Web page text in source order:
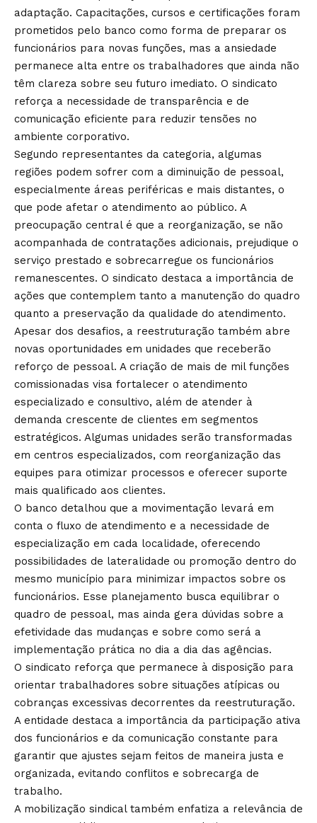
adaptação. Capacitações, cursos e certificações foram
prometidos pelo banco como forma de preparar os
funcionários para novas funções, mas a ansiedade
permanece alta entre os trabalhadores que ainda não
têm clareza sobre seu futuro imediato. O sindicato
reforça a necessidade de transparência e de
comunicação eficiente para reduzir tensões no
ambiente corporativo.
Segundo representantes da categoria, algumas
regiões podem sofrer com a diminuição de pessoal,
especialmente áreas periféricas e mais distantes, o
que pode afetar o atendimento ao público. A
preocupação central é que a reorganização, se não
acompanhada de contratações adicionais, prejudique o
serviço prestado e sobrecarregue os funcionários
remanescentes. O sindicato destaca a importância de
ações que contemplem tanto a manutenção do quadro
quanto a preservação da qualidade do atendimento.
Apesar dos desafios, a reestruturação também abre
novas oportunidades em unidades que receberão
reforço de pessoal. A criação de mais de mil funções
comissionadas visa fortalecer o atendimento
especializado e consultivo, além de atender à
demanda crescente de clientes em segmentos
estratégicos. Algumas unidades serão transformadas
em centros especializados, com reorganização das
equipes para otimizar processos e oferecer suporte
mais qualificado aos clientes.
O banco detalhou que a movimentação levará em
conta o fluxo de atendimento e a necessidade de
especialização em cada localidade, oferecendo
possibilidades de lateralidade ou promoção dentro do
mesmo município para minimizar impactos sobre os
funcionários. Esse planejamento busca equilibrar o
quadro de pessoal, mas ainda gera dúvidas sobre a
efetividade das mudanças e sobre como será a
implementação prática no dia a dia das agências.
O sindicato reforça que permanece à disposição para
orientar trabalhadores sobre situações atípicas ou
cobranças excessivas decorrentes da reestruturação.
A entidade destaca a importância da participação ativa
dos funcionários e da comunicação constante para
garantir que ajustes sejam feitos de maneira justa e
organizada, evitando conflitos e sobrecarga de
trabalho.
A mobilização sindical também enfatiza a relevância de